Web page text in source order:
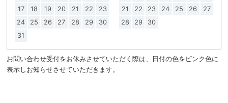
17
18 19 20 21 22
23
24
25 26 27 28 29
30
31
21
22 23 24 25 26
27
28
29 30
お問い合わせ受付をお休みさせていただく際は、日付の色をピンク色に
表示しお知らせさせていただきます。